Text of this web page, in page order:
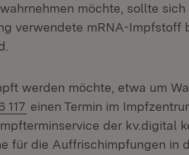
möchte, sollte
verwendete mRNA-Impfstoff
werden möchte, etwa um
117 (Öffnet in neuem Fenster)
einen Termin im
der kv.digital
für die Auffrischimpfungen in